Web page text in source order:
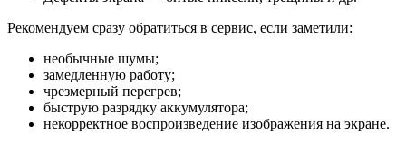
Рекомендуем сразу обратиться в сервис, если заметили:
необычные шумы;
замедленную работу;
чрезмерный перегрев;
быструю разрядку аккумулятора;
некорректное воспроизведение изображения на экране.